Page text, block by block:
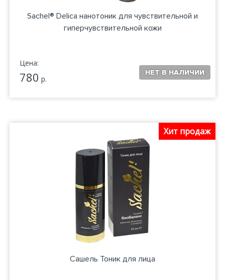
Sachel® Delica нанотоник для чувствительной и
гиперчувствительной кожи
Цена:
780 р.
Хит продаж
Сашель Тоник для лица